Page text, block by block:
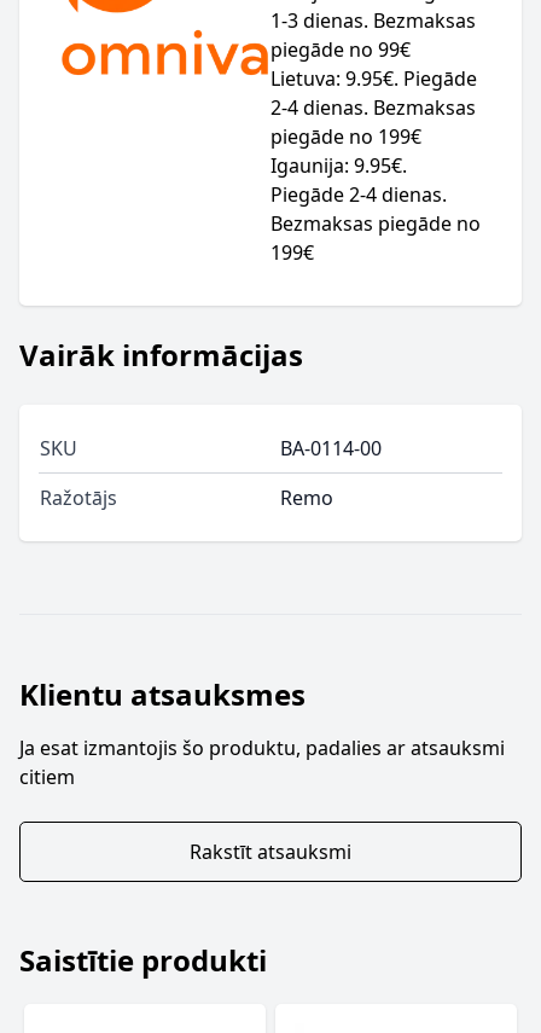
1-3 dienas. Bezmaksas
piegāde no 99€
Lietuva: 9.95€. Piegāde
2-4 dienas. Bezmaksas
piegāde no 199€
Igaunija: 9.95€.
Piegāde 2-4 dienas.
Bezmaksas piegāde no
199€
Vairāk informācijas
SKU
BA-0114-00
Ražotājs
Remo
Klientu atsauksmes
Ja esat izmantojis šo produktu, padalies ar atsauksmi
citiem
Rakstīt atsauksmi
Saistītie produkti